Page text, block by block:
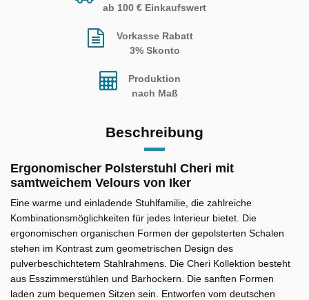
ab 100 € Einkaufswert
Vorkasse Rabatt
3% Skonto
Produktion
nach Maß
Beschreibung
Ergonomischer Polsterstuhl Cheri mit
samtweichem Velours von Iker
Eine warme und einladende Stuhlfamilie, die zahlreiche
Kombinationsmöglichkeiten für jedes Interieur bietet. Die
ergonomischen organischen Formen der gepolsterten Schalen
stehen im Kontrast zum geometrischen Design des
pulverbeschichtetem Stahlrahmens. Die Cheri Kollektion besteht
aus Esszimmerstühlen und Barhockern. Die sanften Formen
laden zum bequemen Sitzen sein. Entworfen vom deutschen